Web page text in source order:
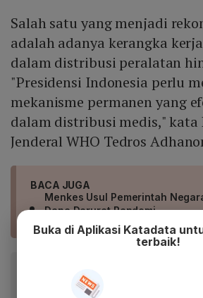
Salah satu yang menjadi
adalah adanya kerangka
dalam distribusi peralatan
"Presidensi Indonesia perlu
mekanisme permanen yang
dalam distribusi medis,"
Jenderal WHO Tedros
BACA JUGA
Menkes Usul Pemerintah
Dana Darurat Pandemi
Baca artikel ini lewat aplikasi
Dapatkan pengalaman membaca lebih
Buka di Aplikasi Katadata
terbaik!